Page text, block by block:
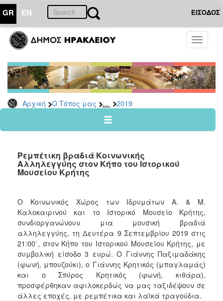
GR EN ΕΙΣΟΔΟΣ
Toggle
Αρχική Ο Τόπος μας ... 2019
ΤΟΠΟΣ
ΜΑΣ
Ανακοινώσεις
Αρχείο
2026
2024
2022
2021
2019
2018
2017
2016
2015
2012
2011
Ρεμπέτικη βραδιά Κοινωνικής
Αλληλεγγύης στον Κήπο του Ιστορικού
Μουσείου Κρήτης
Ο Κοινωνικός Χώρος των Ιδρυμάτων Α. & Μ.
Καλοκαιρινού και το Ιστορικό Μουσείο Κρήτης,
συνδιοργανώνουν μια μουσική βραδιά
αλληλεγγύης, τη Δευτέρα 9 Σεπτεμβρίου 2019 στις
21:00΄, στον Κήπο του Ιστορικού Μουσείου Κρήτης, με
συμβολική είσοδο 3 ευρώ. Ο Γιάννης Παξιμαδάκης
(φωνή, μπουζούκι), ο Γιάννης Κρητικός (μπαγλαμάς)
και ο Σπύρος Κρητικός (φωνή, κιθάρα),
προσφέρθηκαν αφιλοκερδώς να μας ταξιδέψουν σε
άλλες εποχές, με ρεμπέτικα και λαϊκά τραγούδια.